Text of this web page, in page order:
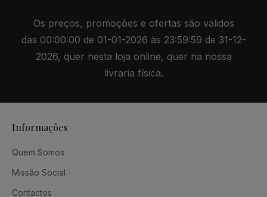
Os preços, promoções e ofertas são válidos
das 00:00:00 de 01-01-2026 às 23:59:59 de 31-12-
2026, quer nesta loja online, quer na nossa
livraria física.
Informações
Quem Somos
Missão Social
Contactos